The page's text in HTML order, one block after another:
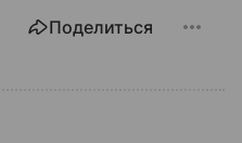
Поделиться